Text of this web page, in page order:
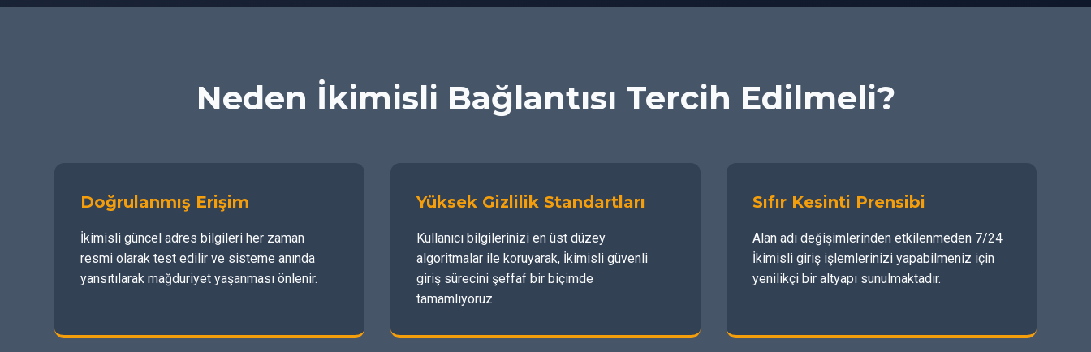
Neden İkimisli Bağlantısı Tercih Edilmeli?
Doğrulanmış Erişim
İkimisli güncel adres bilgileri her zaman
resmi olarak test edilir ve sisteme anında
yansıtılarak mağduriyet yaşanması önlenir.
Yüksek Gizlilik Standartları
Kullanıcı bilgilerinizi en üst düzey
algoritmalar ile koruyarak, İkimisli güvenli
giriş sürecini şeffaf bir biçimde
tamamlıyoruz.
Sıfır Kesinti Prensibi
Alan adı değişimlerinden etkilenmeden 7/24
İkimisli giriş işlemlerinizi yapabilmeniz için
yenilikçi bir altyapı sunulmaktadır.